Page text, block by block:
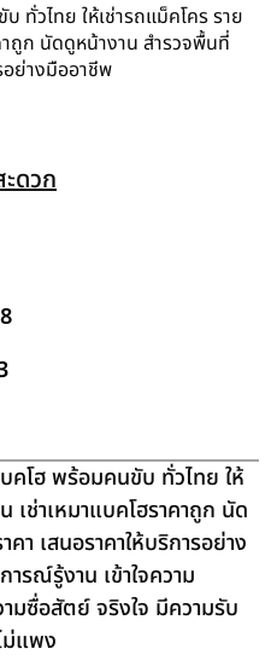
ทั่วไทย ให้เช่ารถแม็คโคร ราย
าถูก นัดดูหน้างาน สำรวจพื้นที่
อย่างมืออาชีพ
ดวก
คโฮ พร้อมคนขับ ทั่วไทย ให้
เช่าเหมาแบคโฮราคาถูก นัด
า เสนอราคาให้บริการอย่าง
รณ์รู้งาน เข้าใจความ
มซื่อสัตย์ จริงใจ มีความรับ
ม่แพง